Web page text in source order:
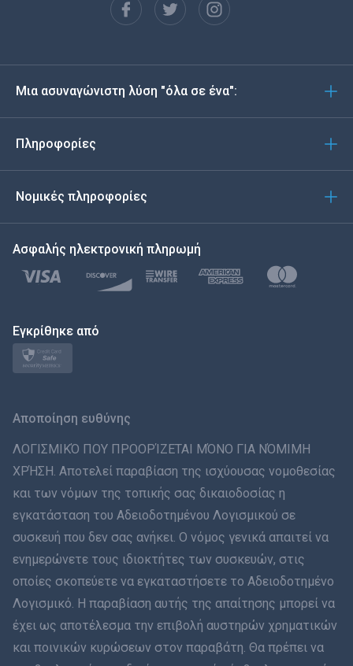
Español
Deutsch
Italiano
Türkçe
Polski
日本
ภาษาไทย
Dansk
हिंदी
עברית
Μια ασυναγώνιστη λύση "όλα σε ένα":
Πληροφορίες
Νομικές πληροφορίες
Ασφαλής ηλεκτρονική πληρωμή
Εγκρίθηκε από
Αποποίηση ευθύνης
ΛΟΓΙΣΜΙΚΌ ΠΟΥ ΠΡΟΟΡΊΖΕΤΑΙ ΜΌΝΟ ΓΙΑ ΝΌΜΙΜΗ
ΧΡΉΣΗ. Αποτελεί παραβίαση της ισχύουσας νομοθεσίας
και των νόμων της τοπικής σας δικαιοδοσίας η
εγκατάσταση του Αδειοδοτημένου Λογισμικού σε
συσκευή που δεν σας ανήκει. Ο νόμος γενικά απαιτεί να
ενημερώνετε τους ιδιοκτήτες των συσκευών, στις
οποίες σκοπεύετε να εγκαταστήσετε το Αδειοδοτημένο
Λογισμικό. Η παραβίαση αυτής της απαίτησης μπορεί να
έχει ως αποτέλεσμα την επιβολή αυστηρών χρηματικών
και ποινικών κυρώσεων στον παραβάτη. Θα πρέπει να